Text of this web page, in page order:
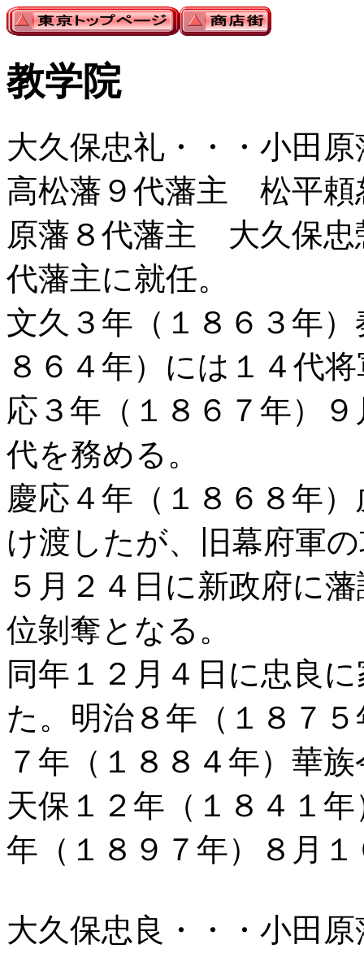
教学院
大久保忠礼・・・小田
高松藩９代藩主 松平頼
原藩８代藩主 大久保忠
代藩主に就任。
文久３年（１８６３年
８６４年）には１４代
応３年（１８６７年）
代を務める。
慶応４年（１８６８年
け渡したが、旧幕府軍
５月２４日に新政府に
位剝奪となる。
同年１２月４日に忠良
た。明治８年（１８７
７年（１８８４年）華
天保１２年（１８４１
年（１８９７年）８月
大久保忠良・・・小田